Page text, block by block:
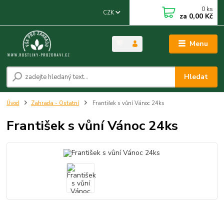
Menu
CZK
Hledat
0 ks
za 0,00 Kč
Úvod Zahrada - Ostatní František s vůní Vánoc 24ks
František s vůní Vánoc 24ks